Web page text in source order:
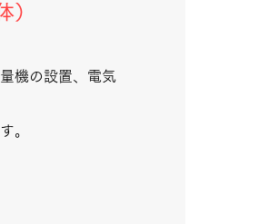
）
機の設置、電気
。